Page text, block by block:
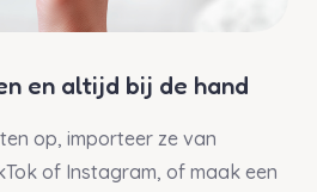
en altijd bij de hand
op, importeer ze van
of Instagram, of maak een